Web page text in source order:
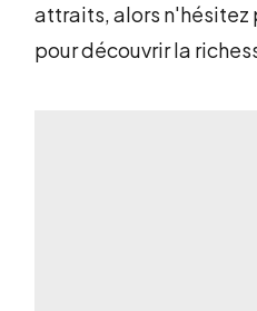
attraits, alors n'hésitez
pour découvrir la